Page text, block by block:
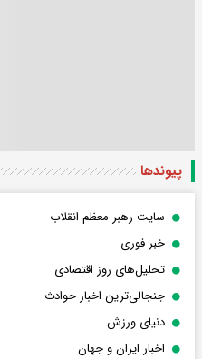
پیوندها
سایت رهبر معظم انقلاب
خبر فوری
تحلیل‌های روز اقتصادی
جنجالی‌ترین اخبار حوادث
دنیای ورزش
اخبار ایران و جهان